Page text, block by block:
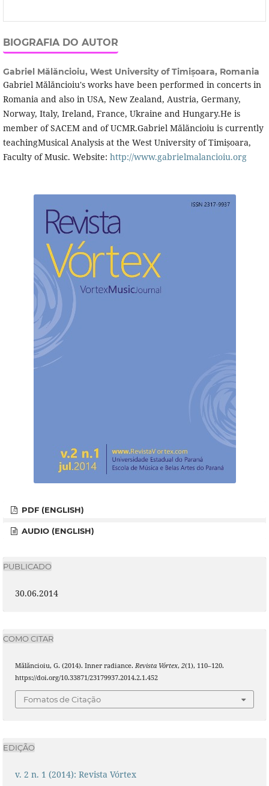
BIOGRAFIA DO AUTOR
Gabriel Mălăncioiu, West University of Timișoara, Romania
Gabriel Mălăncioiu's works have been performed in concerts in
Romania and also in USA, New Zealand, Austria, Germany,
Norway, Italy, Ireland, France, Ukraine and Hungary.He is
member of SACEM and of UCMR.Gabriel Mălăncioiu is currently
teachingMusical Analysis at the West University of Timișoara,
Faculty of Music. Website: http://www.gabrielmalancioiu.org
PDF (ENGLISH)
AUDIO (ENGLISH)
PUBLICADO
30.06.2014
COMO CITAR
Mălăncioiu, G. (2014). Inner radiance. Revista Vórtex, 2(1), 110–120.
https://doi.org/10.33871/23179937.2014.2.1.452
Fomatos de Citação
EDIÇÃO
v. 2 n. 1 (2014): Revista Vórtex